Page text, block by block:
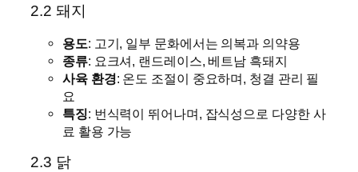
2.2 돼지
용도: 고기, 일부 문화에서는 의복과 의약용
종류: 요크셔, 랜드레이스, 베트남 흑돼지
사육 환경: 온도 조절이 중요하며, 청결 관리 필
요
특징: 번식력이 뛰어나며, 잡식성으로 다양한 사
료 활용 가능
2.3 닭